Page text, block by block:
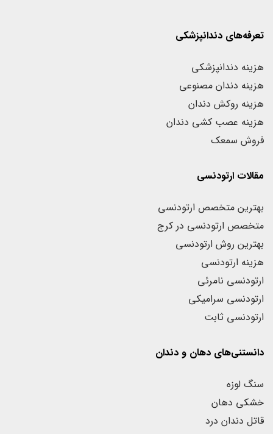
تعرفه‌های دندانپزشکی
هزینه دندانپزشکی
هزینه دندان مصنوعی
هزینه روکش دندان
هزینه عصب کشی دندان
فروش سمعک
مقالات ارتودنسی
بهترین متخصص ارتودنسی
متخصص ارتودنسی در کرج
بهترین روش ارتودنسی
هزینه ارتودنسی
ارتودنسی نامرئی
ارتودنسی سرامیکی
ارتودنسی ثابت
دانستنی‌های دهان و دندان
سنگ لوزه
خشکی دهان
قاتل دندان درد